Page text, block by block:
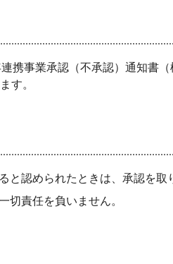
事業承認（不承認）通知書
す。
認められたときは、承認を取
責任を負いません。